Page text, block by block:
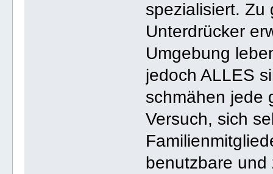
spezialisiert. Zu
Unterdrücker
Umgebung
jedoch ALLES
schmähen jede
Versuch, sich
benutzbare und